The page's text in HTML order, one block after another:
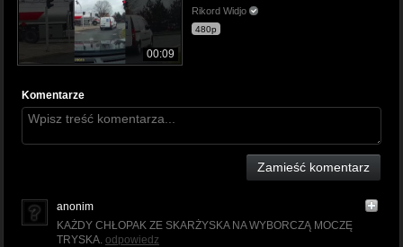
00:09
Rikord Widjo
480p
Komentarze
Zamieść komentarz
anonim
KAŻDY CHŁOPAK ZE SKARŻYSKA NA WYBORCZĄ MOCZĘ
TRYSKA. odpowiedz